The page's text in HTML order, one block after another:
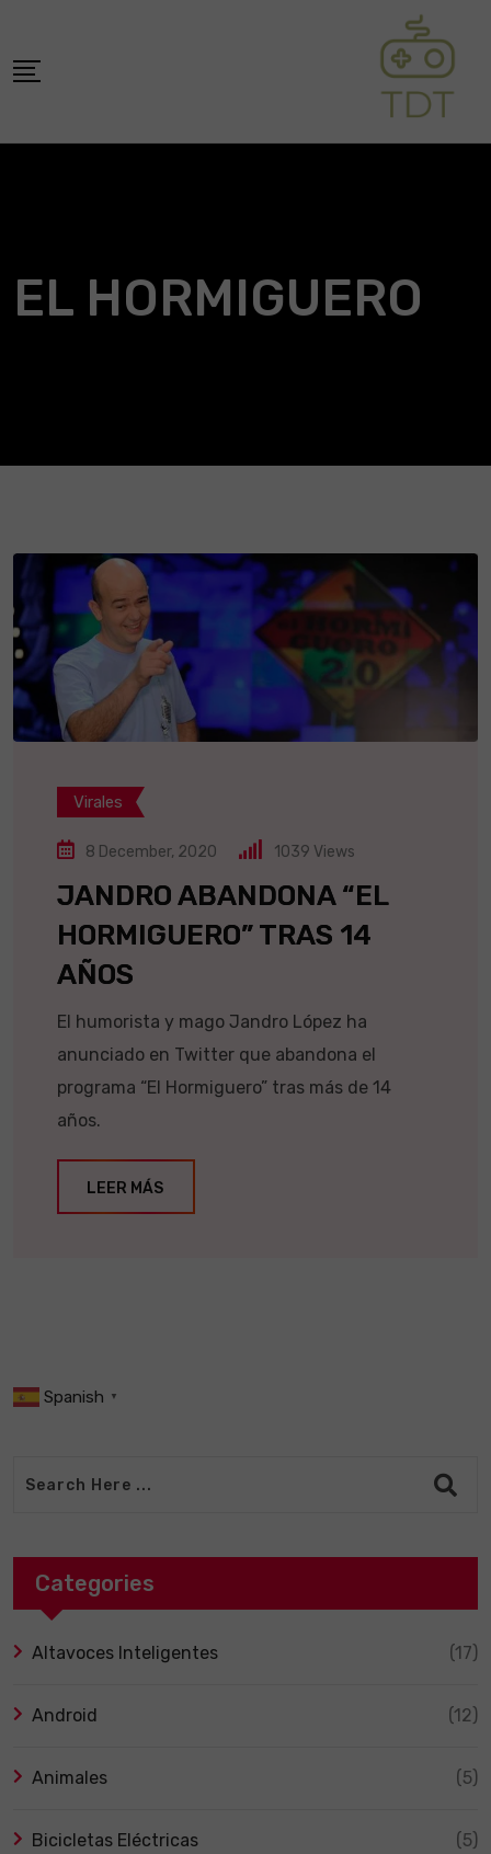
content
EL HORMIGUERO
Virales
8 December, 2020 1039 Views
JANDRO ABANDONA “EL
HORMIGUERO” TRAS 14
AÑOS
El humorista y mago Jandro López ha
anunciado en Twitter que abandona el
programa “El Hormiguero” tras más de 14
años.
LEER MÁS
Spanish ▼
Categories
Altavoces Inteligentes (17)
Android (12)
Animales (5)
Bicicletas Eléctricas (5)